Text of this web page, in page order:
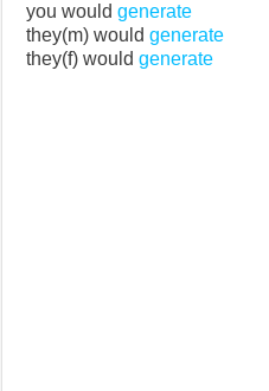
you would generate
they(m) would generate
they(f) would generate